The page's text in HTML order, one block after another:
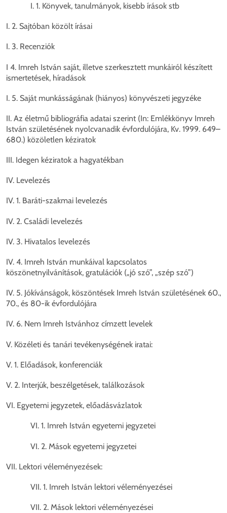
I. 1. Könyvek, tanulmányok, kisebb írások stb
I. 2. Sajtóban közölt írásai
I. 3. Recenziók
I 4. Imreh István saját, illetve szerkesztett munkáiról készített
ismertetések, híradások
I. 5. Saját munkásságának (hiányos) könyvészeti jegyzéke
II. Az életmű bibliográfia adatai szerint (In: Emlékkönyv Imreh
István születésének nyolcvanadik évfordulójára, Kv. 1999. 649–
680.) közöletlen kéziratok
III. Idegen kéziratok a hagyatékban
IV. Levelezés
IV. 1. Baráti-szakmai levelezés
IV. 2. Családi levelezés
IV. 3. Hivatalos levelezés
IV. 4. Imreh István munkáival kapcsolatos
köszönetnyilvánítások, gratulációk („jó szó”, „szép szó”)
IV. 5. Jókívánságok, köszöntések Imreh István születésének 60.,
70., és 80-ik évfordulójára
IV. 6. Nem Imreh Istvánhoz címzett levelek
V. Közéleti és tanári tevékenységének iratai:
V. 1. Előadások, konferenciák
V. 2. Interjúk, beszélgetések, találkozások
VI. Egyetemi jegyzetek, előadásvázlatok
VI. 1. Imreh István egyetemi jegyzetei
VI. 2. Mások egyetemi jegyzetei
VII. Lektori véleményezések:
VII. 1. Imreh István lektori véleményezései
VII. 2. Mások lektori véleményezései